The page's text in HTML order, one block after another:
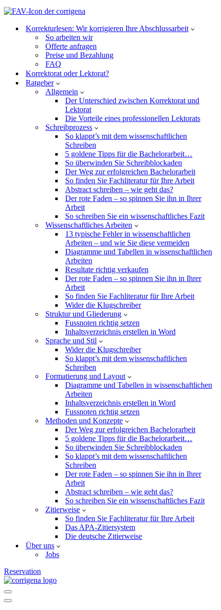
Korrekturlesen: Wir korrigieren Ihre Abschlussarbeit
So arbeiten wir
Offerte anfragen
Preise und Bezahlung
FAQ
Korrektorat oder Lektorat?
Ratgeber
Allgemein
Der Unterschied zwischen Korrektorat und
Lektorat
Die Vorteile eines professionellen Lektorats
Schreibprozess
So klappt’s mit dem wissenschaftlichen
Schreiben
5 goldene Tipps für die Bachelorarbeit…
So überwinden Sie Schreibblockaden
Der Weg zur erfolgreichen Bachelorarbeit
So finden Sie Fachliteratur für Ihre Arbeit
Abstract schreiben – wie geht das?
Der rote Faden – so spinnen Sie ihn in Ihrer
Arbeit
So schreiben Sie ein wissenschaftliches Fazit
Wissenschaftliches Arbeiten
13 typische Fehler in wissenschaftlichen
Arbeiten – und wie Sie diese vermeiden
Diagramme und Tabellen in wissenschaftlichen
Arbeiten
Resultate richtig verkaufen
Der rote Faden – so spinnen Sie ihn in Ihrer
Arbeit
So finden Sie Fachliteratur für Ihre Arbeit
Wider die Klugschreiber
Struktur und Gliederung
Fussnoten richtig setzen
Inhaltsverzeichnis erstellen in Word
Sprache und Stil
Wider die Klugschreiber
So klappt’s mit dem wissenschaftlichen
Schreiben
Formatierung und Layout
Diagramme und Tabellen in wissenschaftlichen
Arbeiten
Inhaltsverzeichnis erstellen in Word
Fussnoten richtig setzen
Methoden und Konzepte
Der Weg zur erfolgreichen Bachelorarbeit
5 goldene Tipps für die Bachelorarbeit…
So überwinden Sie Schreibblockaden
So klappt’s mit dem wissenschaftlichen
Schreiben
Der rote Faden – so spinnen Sie ihn in Ihrer
Arbeit
Abstract schreiben – wie geht das?
So schreiben Sie ein wissenschaftliches Fazit
Zitierweise
So finden Sie Fachliteratur für Ihre Arbeit
Das APA-Zitiersystem
Die deutsche Zitierweise
Über uns
Jobs
Reservation
Navigations-
Menü
Navigations-